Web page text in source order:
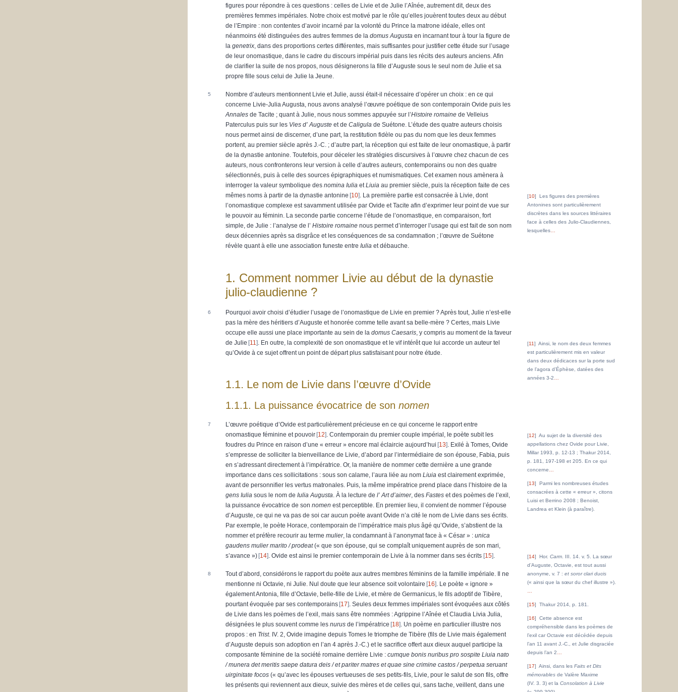
figures pour répondre à ces questions : celles de Livie et de Julie l’Aînée, autrement dit, deux des
premières femmes impériales. Notre choix est motivé par le rôle qu’elles jouèrent toutes deux au début
de l’Empire : non contentes d’avoir incarné par la volonté du Prince la matrone idéale, elles ont
néanmoins été distinguées des autres femmes de la domus Augusta en incarnant tour à tour la figure de
la genetrix, dans des proportions certes différentes, mais suffisantes pour justifier cette étude sur l’usage
de leur onomastique, dans le cadre du discours impérial puis dans les récits des auteurs anciens. Afin
de clarifier la suite de nos propos, nous désignerons la fille d’Auguste sous le seul nom de Julie et sa
propre fille sous celui de Julie la Jeune.
Nombre d’auteurs mentionnent Livie et Julie, aussi était-il nécessaire d’opérer un choix : en ce qui
concerne Livie-Julia Augusta, nous avons analysé l’œuvre poétique de son contemporain Ovide puis les
Annales de Tacite ; quant à Julie, nous nous sommes appuyée sur l’Histoire romaine de Velleius
Paterculus puis sur les Vies d’ Auguste et de Caligula de Suétone. L’étude des quatre auteurs choisis
nous permet ainsi de discerner, d’une part, la restitution fidèle ou pas du nom que les deux femmes
portent, au premier siècle après J.-C. ; d’autre part, la réception qui est faite de leur onomastique, à partir
de la dynastie antonine. Toutefois, pour déceler les stratégies discursives à l’œuvre chez chacun de ces
auteurs, nous confronterons leur version à celle d’autres auteurs, contemporains ou non des quatre
sélectionnés, puis à celle des sources épigraphiques et numismatiques. Cet examen nous amènera à
interroger la valeur symbolique des nomina Iulia etLiuia au premier siècle, puis la réception faite de ces
mêmes noms à partir de la dynastie antonine 10 . La première partie est consacrée à Livie, dont
l’onomastique complexe est savamment utilisée par Ovide et Tacite afin d’exprimer leur point de vue sur
le pouvoir au féminin. La seconde partie concerne l’étude de l’onomastique, en comparaison, fort
simple, de Julie : l’analyse de l’ Histoire romaine nous permet d’interroger l’usage qui est fait de son nom
deux décennies après sa disgrâce et les conséquences de sa condamnation ; l’œuvre de Suétone
révèle quant à elle une association funeste entre Iulia et débauche.
1. Comment nommer Livie au début de la dynastie
julio-claudienne ?
Pourquoi avoir choisi d’étudier l’usage de l’onomastique de Livie en premier ? Après tout, Julie n’est-elle
pas la mère des héritiers d’Auguste et honorée comme telle avant sa belle-mère ? Certes, mais Livie
occupe elle aussi une place importante au sein de la domus Caesaris, y compris au moment de la faveur
de Julie 11 . En outre, la complexité de son onomastique et le vif intérêt que lui accorde un auteur tel
qu’Ovide à ce sujet offrent un point de départ plus satisfaisant pour notre étude.
1.1. Le nom de Livie dans l’œuvre d’Ovide
1.1.1. La puissance évocatrice de son nomen
L’œuvre poétique d’Ovide est particulièrement précieuse en ce qui concerne le rapport entre
onomastique féminine et pouvoir 12 . Contemporain du premier couple impérial, le poète subit les
foudres du Prince en raison d’une « erreur » encore mal éclaircie aujourd’hui 13 . Exilé à Tomes, Ovide
s’empresse de solliciter la bienveillance de Livie, d’abord par l’intermédiaire de son épouse, Fabia, puis
en s’adressant directement à l’impératrice. Or, la manière de nommer cette dernière a une grande
importance dans ces sollicitations : sous son calame, l’aura liée au nom Liuia est clairement exprimée,
avant de personnifier les vertus matronales. Puis, la même impératrice prend place dans l’histoire de la
gens Iulia sous le nom de Iulia Augusta. À la lecture de l’ Art d’aimer, des Fastes et des poèmes de l’exil,
la puissance évocatrice de son nomen est perceptible. En premier lieu, il convient de nommer l’épouse
d’Auguste, ce qui ne va pas de soi car aucun poète avant Ovide n’a cité le nom de Livie dans ses écrits.
Par exemple, le poète Horace, contemporain de l’impératrice mais plus âgé qu’Ovide, s’abstient de la
nommer et préfère recourir au terme mulier, la condamnant à l’anonymat face à « César » : unica
gaudens mulier marito / prodeat(« que son épouse, qui se complaît uniquement auprès de son mari,
s’avance ») 14 . Ovide est ainsi le premier contemporain de Livie à la nommer dans ses écrits 15 .
Tout d’abord, considérons le rapport du poète aux autres membres féminins de la famille impériale. Il ne
mentionne ni Octavie, ni Julie. Nul doute que leur absence soit volontaire 16 . Le poète « ignore »
également Antonia, fille d’Octavie, belle-fille de Livie, et mère de Germanicus, le fils adoptif de Tibère,
pourtant évoquée par ses contemporains 17 . Seules deux femmes impériales sont évoquées aux côtés
de Livie dans les poèmes de l’exil, mais sans être nommées : Agrippine l’Aînée et Claudia Livia Julia,
désignées le plus souvent comme les nurus de l’impératrice 18 . Un poème en particulier illustre nos
propos : en Trist. IV. 2, Ovide imagine depuis Tomes le triomphe de Tibère (fils de Livie mais également
d’Auguste depuis son adoption en l’an 4 après J.-C.) et le sacrifice offert aux dieux auquel participe la
composante féminine de la société romaine derrière Livie : cumque bonis nuribus pro sospite Liuia nato
/ munera det meritis saepe datura deis / et pariter matres et quae sine crimine castos / perpetua seruant
uirginitate focos (« qu’avec les épouses vertueuses de ses petits-fils, Livie, pour le salut de son fils, offre
les présents qui reviennent aux dieux, suivie des mères et de celles qui, sans tache, veillent, dans une
10
Les figures des premières
Antonines sont particulièrement
discrètes dans les sources littéraires
face à celles des Julio-Claudiennes,
lesquelles…
11
Ainsi, le nom des deux femmes
est particulièrement mis en valeur
dans deux dédicaces sur la porte sud
de l’agora d’Éphèse, datées des
années 3-2…
12
Au sujet de la diversité des
appellations chez Ovide pour Livie,
Millar 1993, p. 12-13 ; Thakur 2014,
p. 181, 197-198 et 205. En ce qui
concerne…
13
Parmi les nombreuses études
consacrées à cette « erreur », citons
Luisi et Berrino 2008 ; Benoist,
Landrea et Klein (à paraître).
14 Hor. Carm. III. 14. v. 5. La sœur
d’Auguste, Octavie, est tout aussi
anonyme, v. 7 : et soror clari ducis
(« ainsi que la sœur du chef illustre »).
…
15 Thakur 2014, p. 181.
16
Cette absence est
compréhensible dans les poèmes de
l’exil car Octavie est décédée depuis
l’an 11 avant J.-C., et Julie disgraciée
depuis l’an 2…
17 Ainsi, dans les Faits et Dits
mémorablesde Valère Maxime
(IV. 3. 3) et la Consolation à Livie